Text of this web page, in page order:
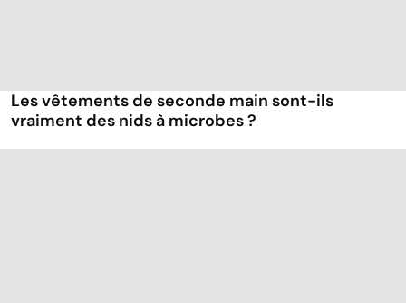
Les vêtements de seconde main sont-ils
vraiment des nids à microbes ?